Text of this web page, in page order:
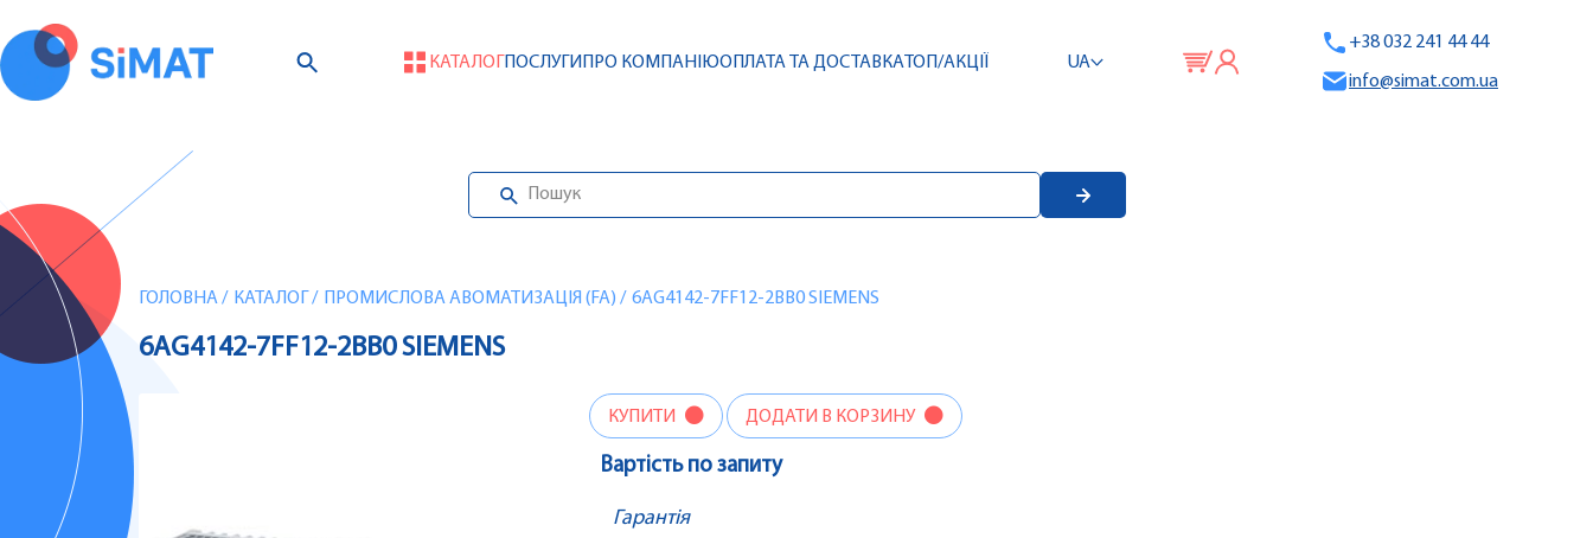
КАТАЛОГПОСЛУГИ ПРО КОМПАНІЮОПЛАТА ТА ДОСТАВКАТОП/АКЦІЇ UA
+38 032 241 44 44
info@simat.com.ua
ГОЛОВНА/ КАТАЛОГ / ПРОМИСЛОВА АВОМАТИЗАЦІЯ (FA) / 6AG4142-7FF12-2BB0 SIEMENS
6AG4142-7FF12-2BB0 SIEMENS
КУПИТИ ДОДАТИ В КОРЗИНУ
Вартість по запиту
Гарантія